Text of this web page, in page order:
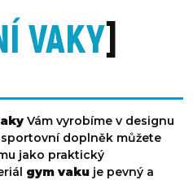
VAKY
Vám vyrobíme v designu
doplněk můžete
jako praktický
gym vaku je pevný a